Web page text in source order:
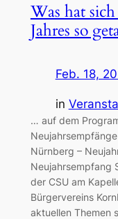
Was hat
Jahres so
Feb. 18,
in
… auf dem
Nürnberg –
Neujahrsempfang
der CSU am
Bürgervereins
aktuellen Themen